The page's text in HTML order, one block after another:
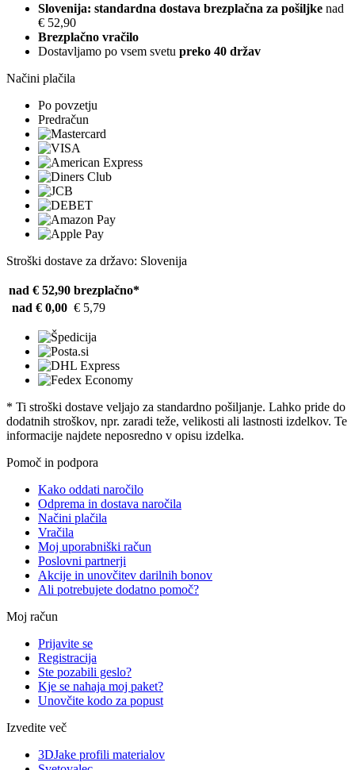
Slovenija: standardna dostava brezplačna za pošiljke nad
€ 52,90
Brezplačno vračilo
Dostavljamo po vsem svetu preko 40 držav
Načini plačila
Po povzetju
Predračun
Stroški dostave za državo: Slovenija
nad € 52,90 brezplačno*
nad € 0,00 € 5,79
* Ti stroški dostave veljajo za standardno pošiljanje. Lahko pride do
dodatnih stroškov, npr. zaradi teže, velikosti ali lastnosti izdelkov. Te
informacije najdete neposredno v opisu izdelka.
Pomoč in podpora
Kako oddati naročilo
Odprema in dostava naročila
Načini plačila
Vračila
Moj uporabniški račun
Poslovni partnerji
Akcije in unovčitev darilnih bonov
Ali potrebujete dodatno pomoč?
Moj račun
Prijavite se
Registracija
Ste pozabili geslo?
Kje se nahaja moj paket?
Unovčite kodo za popust
Izvedite več
3DJake profili materialov